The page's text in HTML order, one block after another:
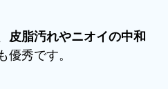
皮脂汚れやニオイの中和
秀です。